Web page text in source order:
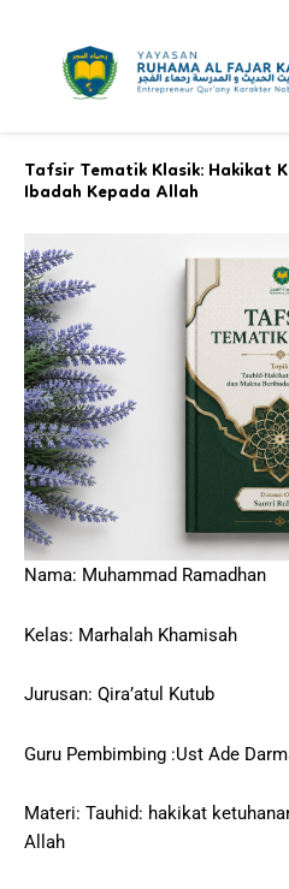
Tafsir Tematik Klasik: Hakikat
Ibadah Kepada Allah
Nama: Muhammad
Kelas: Marhalah Khamisah
Jurusan: Qira’atul Kutub
Guru Pembimbing :Ust Ade
Materi: Tauhid: hakikat
Allah